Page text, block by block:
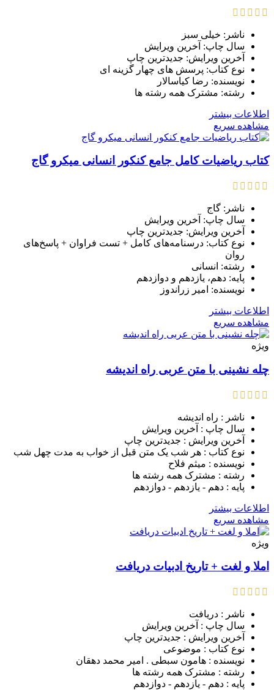
ناشر: خیلی سبز
سال چاپ: آخرین ویرایش
آخرین ویرایش: جدیدترین چاپ
نوع کتاب: پرسش های چهار گزینه ای
نویسنده: رضا کیاسالار
رشته: مشترک همه رشته ها
اطلاعات بیشتر
مشاهده سریع
کتاب ریاضیات کامل جامع کنکور انسانی میکرو گاج
ناشر: گاج
سال چاپ: آخرین ویرایش
آخرین ویرایش: جدیدترین چاپ
نوع کتاب: درسنامه‌های کامل + تست فراوان + پاسخ‌های
روان
رشته: انسانی
پایه: دهم، یازدهم و دوازدهم
نویسنده: امیر زراندوز
اطلاعات بیشتر
مشاهده سریع
ویژه
چله نشینی با متن عربی راه اندیشه
ناشر : راه اندیشه
سال چاپ : آخرین ویرایش
آخرین ویرایش : جدیدترین چاپ
نوع کتاب : هر شب یک متن قبل از خواب به مدت چهل شب
نویسنده : میثم فلاح
رشته : مشترک همه رشته ها
پایه : دهم - یازدهم - دوازدهم
اطلاعات بیشتر
مشاهده سریع
ویژه
املا و لغت + تاریخ ادبیات دریافت
ناشر : دریافت
سال چاپ : آخرین ویرایش
آخرین ویرایش : جدیدترین چاپ
نوع کتاب : موضوعی
نویسنده : هامون سبطی . امیر محمد دهقان
رشته : مشترک همه رشته ها
پایه : دهم - یازدهم - دوازدهم